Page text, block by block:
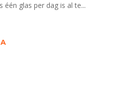
één glas per dag is al te...